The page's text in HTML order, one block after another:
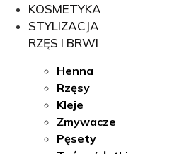
KOSMETYKA
STYLIZACJA
RZĘS I BRWI
Henna
Rzęsy
Kleje
Zmywacze
Pęsety